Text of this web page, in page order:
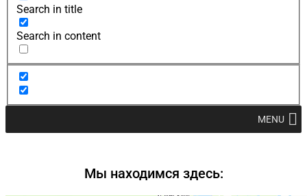
Search in title
Search in content
MENU
Мы находимся здесь: